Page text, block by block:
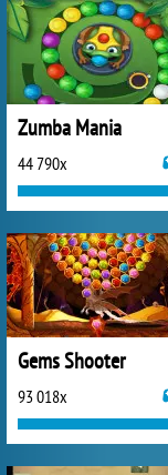
Zumba Mania
44 790x
Gems Shooter
93 018x